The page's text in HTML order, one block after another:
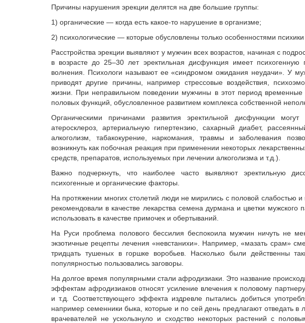
Причины нарушения эрекции делятся на две большие группы:
1) органические — когда есть какое-то нарушение в организме;
2) психологические — которые обусловлены только особенностями психики
Расстройства эрекции выявляют у мужчин всех возрастов, начиная с
в возрасте до 25–30 лет эректильная дисфункция имеет психогенную
волнения. Психологи называют ее «синдромом ожидания неудачи». У
приводят другие причины, например стрессовые воздействия,
жизни. При неправильном поведении мужчины в этот период временные
половых функций, обусловленное развитием комплекса собственной
Органическими причинами развития эректильной дисфункции
атеросклероз, артериальную гипертензию, сахарный диабет,
алкоголизм, табакокурение, наркомания, травмы и заболевания
возникнуть как побочная реакция при применении некоторых
средств, препаратов, используемых при лечении алкоголизма и т.д.).
Важно подчеркнуть, что наиболее часто выявляют эректильную
психогенные и органические факторы.
На протяжении многих столетий люди не мирились с половой слабостью
рекомендовали в качестве лекарства семена дурмана и цветки мужского
использовать в качестве примочек и обертываний.
На Руси проблема полового бессилия беспокоила мужчин ничуть не
экзотичные рецепты лечения «невстанихи». Например, «мазать срам»
тридцать тушеных в горшке воробьев. Насколько были действенны
популярностью пользовались заговоры.
На долгое время популярными стали афродизиаки. Это название
эффектам афродизиаков относят усиление влечения к половому
и т.д. Соответствующего эффекта издревле пытались добиться
например семенники быка, которые и по сей день предлагают отведать в
врачевателей не ускользнуло и сходство некоторых растений с